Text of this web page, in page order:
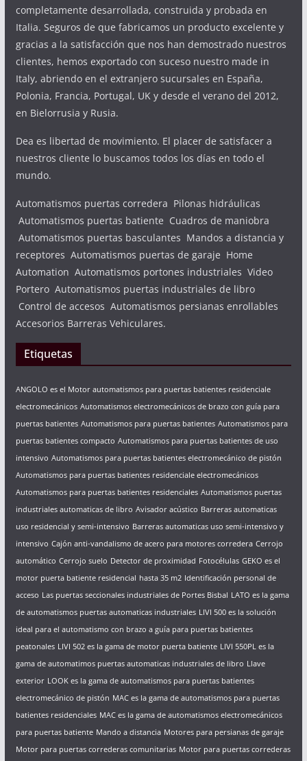
completamente desarrollada, construida y probada en
Italia. Seguros de que fabricamos un producto excelente y
gracias a la satisfacción que nos han demostrado nuestros
clientes, hemos exportado con suceso nuestro made in
Italy, abriendo en el extranjero sucursales en España,
Polonia, Francia, Portugal, UK y desde el verano del 2012,
en Bielorrusia y Rusia.
Dea es libertad de movimiento. El placer de satisfacer a
nuestros cliente lo buscamos todos los días en todo el
mundo.
Automatismos puertas corredera Pilonas hidráulicas
Automatismos puertas batiente Cuadros de maniobra
Automatismos puertas basculantes Mandos a distancia y
receptores Automatismos puertas de garaje Home
Automation Automatismos portones industriales Video
Portero Automatismos puertas industriales de libro
Control de accesos Automatismos persianas enrollables
Accesorios Barreras Vehiculares.
Etiquetas
ANGOLO es el Motor automatismos para puertas batientes residenciale
electromecánicos Automatismos electromecánicos de brazo con guía para
puertas batientes Automatismos para puertas batientes Automatismos para
puertas batientes compacto Automatismos para puertas batientes de uso
intensivo Automatismos para puertas batientes electromecánico de pistón
Automatismos para puertas batientes residenciale electromecánicos
Automatismos para puertas batientes residenciales Automatismos puertas
industriales automaticas de libro Avisador acústico Barreras automaticas
uso residencial y semi-intensivo Barreras automaticas uso semi-intensivo y
intensivo Cajón anti-vandalismo de acero para motores corredera Cerrojo
automático Cerrojo suelo Detector de proximidad Fotocélulas GEKO es el
motor puerta batiente residencial hasta 35 m2 Identificación personal de
acceso Las puertas seccionales industriales de Portes Bisbal LATO es la gama
de automatismos puertas automaticas industriales LIVI 500 es la solución
ideal para el automatismo con brazo a guía para puertas batientes
peatonales LIVI 502 es la gama de motor puerta batiente LIVI 550PL es la
gama de automatimos puertas automaticas industriales de libro Llave
exterior LOOK es la gama de automatismos para puertas batientes
electromecánico de pistón MAC es la gama de automatismos para puertas
batientes residenciales MAC es la gama de automatismos electromecánicos
para puertas batiente Mando a distancia Motores para persianas de garaje
Motor para puertas correderas comunitarias Motor para puertas correderas